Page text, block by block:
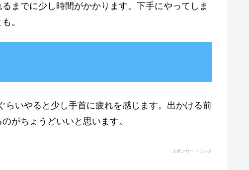
までに少し時間がかかります。下手にやってしま
。
いやると少し手首に疲れを感じます。出かける前
がちょうどいいと思います。
スポンサードリンク